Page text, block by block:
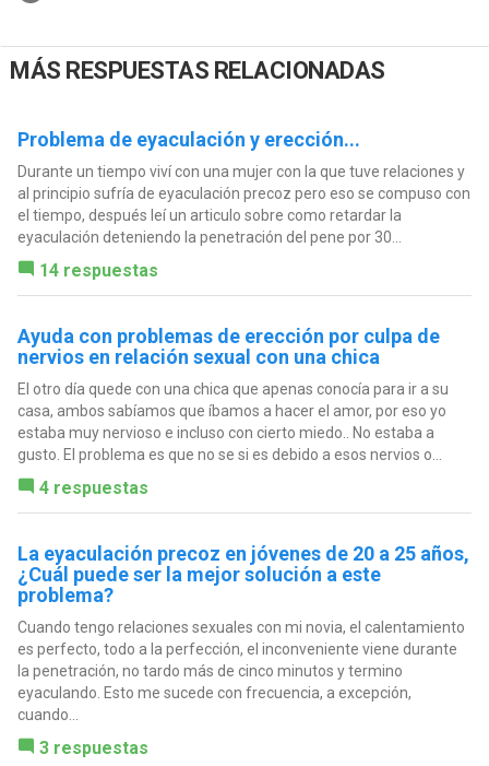
MÁS RESPUESTAS RELACIONADAS
Problema de eyaculación y erección...
Durante un tiempo viví con una mujer con la que tuve relaciones y
al principio sufría de eyaculación precoz pero eso se compuso con
el tiempo, después leí un articulo sobre como retardar la
eyaculación deteniendo la penetración del pene por 30...
14 respuestas
Ayuda con problemas de erección por culpa de
nervios en relación sexual con una chica
El otro día quede con una chica que apenas conocía para ir a su
casa, ambos sabíamos que íbamos a hacer el amor, por eso yo
estaba muy nervioso e incluso con cierto miedo.. No estaba a
gusto. El problema es que no se si es debido a esos nervios o...
4 respuestas
La eyaculación precoz en jóvenes de 20 a 25 años,
¿Cuál puede ser la mejor solución a este
problema?
Cuando tengo relaciones sexuales con mi novia, el calentamiento
es perfecto, todo a la perfección, el inconveniente viene durante
la penetración, no tardo más de cinco minutos y termino
eyaculando. Esto me sucede con frecuencia, a excepción,
cuando...
3 respuestas